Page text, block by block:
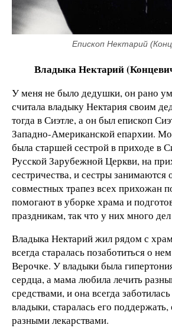
Епископ Нектарий
Владыка Нектарий
У меня не было дедушки, он рано
считала владыку Нектария своим
тогда в Сиэтле, а он был епископ
Западно-Американской епархии.
была старшей сестрой в приходе в
Русской Зарубежной Церкви, на
сестричества, и сестры занимаются
совместных трапез всех прихожан
помогают в уборке храма и
праздникам, так что у них много
Владыка Нектарий жил рядом с
всегда старалась позаботиться о
Верочке. У владыки была
сердца, а мама любила лечить
средствами, и она всегда
владыки, старалась его
разными лекарствами.